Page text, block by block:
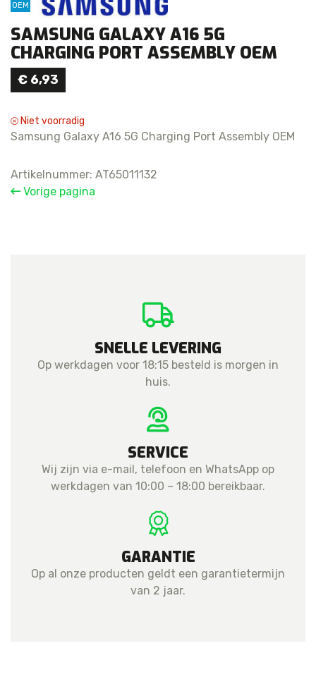
OEM
SAMSUNG GALAXY A16 5G
CHARGING PORT ASSEMBLY OEM
€ 6,93
Niet voorradig
Samsung Galaxy A16 5G Charging Port Assembly OEM
Artikelnummer: AT65011132
Vorige pagina
SNELLE LEVERING
Op werkdagen voor 18:15 besteld is morgen in
huis.
SERVICE
Wij zijn via e-mail, telefoon en WhatsApp op
werkdagen van 10:00 – 18:00 bereikbaar.
GARANTIE
Op al onze producten geldt een garantietermijn
van 2 jaar.